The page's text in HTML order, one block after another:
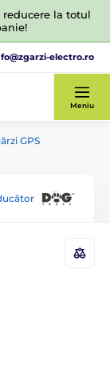
reducere la totul
electro.ro
Meniu
GPS